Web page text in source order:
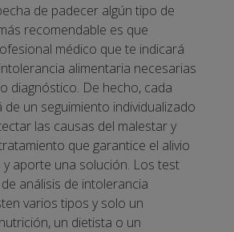
de padecer algún tipo de
recomendable es que
médico que te indicará
alimentaria necesarias
diagnóstico. De hecho, cada
un seguimiento individualizado
las causas del malestar y
que garantice el alivio
aporte una solución. Los test
análisis de intolerancia
varios tipos y solo un
un dietista o un